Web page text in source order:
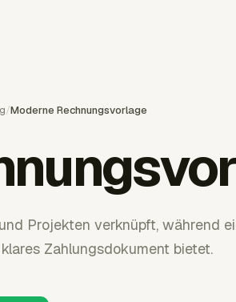
/Moderne Rechnungsvorlage
Projekten verknüpft, während
Zahlungsdokument bietet.